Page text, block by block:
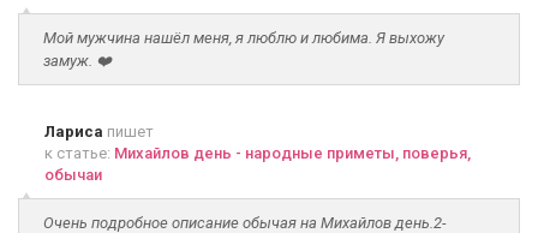
Мой мужчина нашёл меня, я люблю и любима. Я выхожу
замуж. ❤️
Лариса пишет
к статье: Михайлов день - народные приметы, поверья,
обычаи
Очень подробное описание обычая на Михайлов день.2-